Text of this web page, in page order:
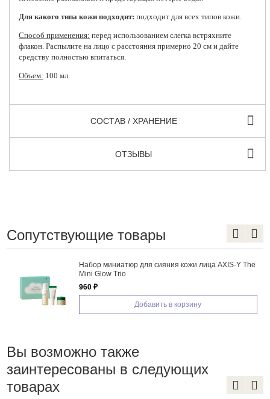
Для какого типа кожи подходит: подходит для всех типов кожи.
Способ применения: перед использованием слегка встряхните
флакон. Распылите на лицо с расстояния примерно 20 см и дайте
средству полностью впитаться.
Объем: 100 мл
СОСТАВ / ХРАНЕНИЕ
ОТЗЫВЫ
Сопутствующие товары
Набор миниатюр для сияния кожи лица AXIS-Y The
Mini Glow Trio
960 ₽
Добавить в корзину
Вы возможно также
заинтересованы в следующих
товарах